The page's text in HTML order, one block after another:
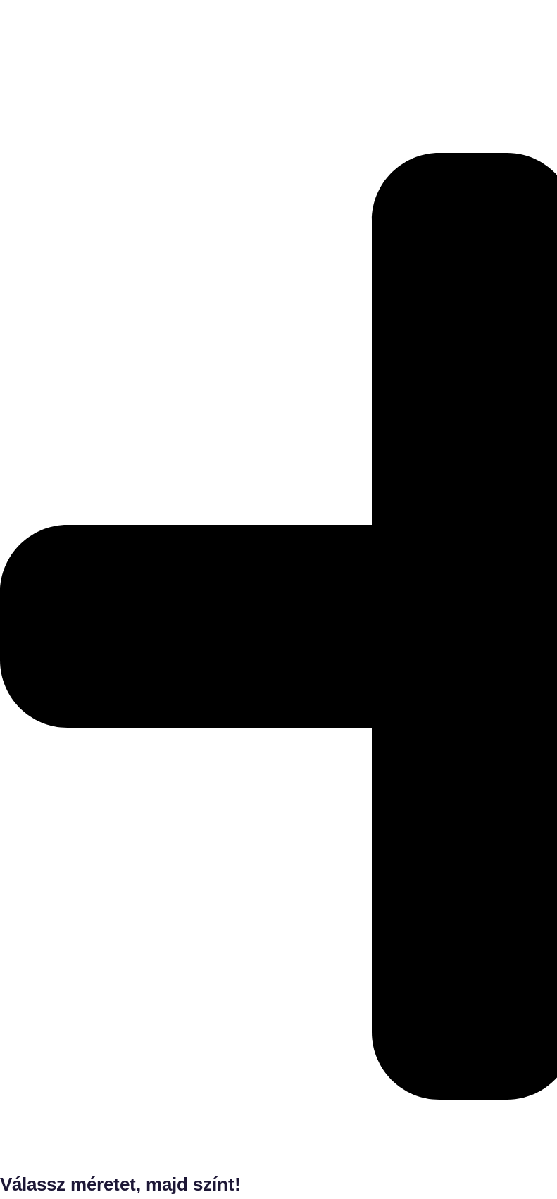
Válassz méretet, majd színt!